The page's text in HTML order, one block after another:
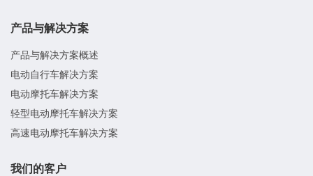
产品与解决方案
产品与解决方案概述
电动自行车解决方案
电动摩托车解决方案
轻型电动摩托车解决方案
高速电动摩托车解决方案
我们的客户